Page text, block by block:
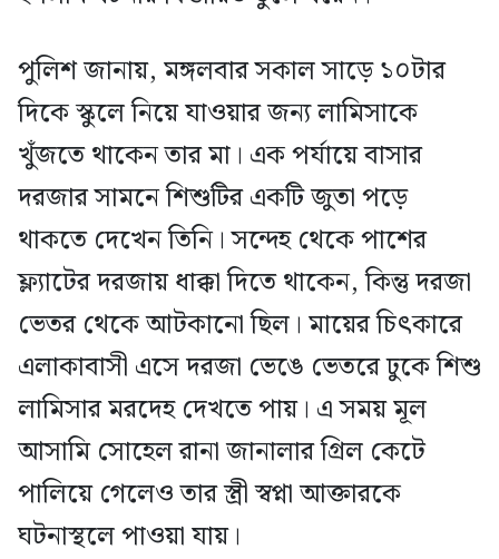
পুলিশ জানায়, মঙ্গলবার সকাল সাড়ে ১০টার
দিকে স্কুলে নিয়ে যাওয়ার জন্য লামিসাকে
খুঁজতে থাকেন তার মা। এক পর্যায়ে বাসার
দরজার সামনে শিশুটির একটি জুতা পড়ে
থাকতে দেখেন তিনি। সন্দেহ থেকে পাশের
ফ্ল্যাটের দরজায় ধাক্কা দিতে থাকেন, কিন্তু দরজা
ভেতর থেকে আটকানো ছিল। মায়ের চিৎকারে
এলাকাবাসী এসে দরজা ভেঙে ভেতরে ঢুকে শিশু
লামিসার মরদেহ দেখতে পায়। এ সময় মূল
আসামি সোহেল রানা জানালার গ্রিল কেটে
পালিয়ে গেলেও তার স্ত্রী স্বপ্না আক্তারকে
ঘটনাস্থলে পাওয়া যায়।